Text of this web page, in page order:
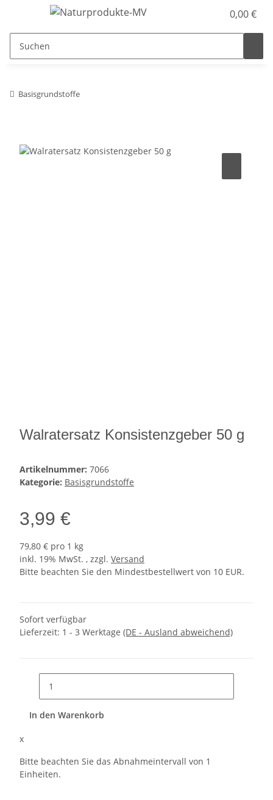
0,00 €
Basisgrundstoffe
Walratersatz Konsistenzgeber 50 g
Artikelnummer: 7066
Kategorie: Basisgrundstoffe
3,99 €
79,80 € pro 1 kg
inkl. 19% MwSt. , zzgl. Versand
Bitte beachten Sie den Mindestbestellwert von 10 EUR.
Sofort verfügbar
Lieferzeit: 1 - 3 Werktage (DE - Ausland abweichend)
In den Warenkorb
x
Bitte beachten Sie das Abnahmeintervall von 1
Einheiten.